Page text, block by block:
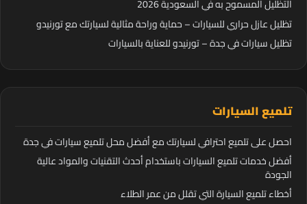
التظليل المسموح به في السعودية 2026
تظليل عازل حراري للسيارات – حماية وراحة مثالية لسيارتك مع تورنيدو
تظليل سيارات في جدة – تورنيدو للعناية بالسيارات
تلميع السيارات
احصل على تلميع احترافي لسيارتك مع أفضل محل تلميع سيارات في جدة
أفضل خدمات تلميع السيارات باستخدام أحدث التقنيات والمواد عالية
الجودة
أخطاء تلميع السيارة التي تقلل من عمر الطلاء